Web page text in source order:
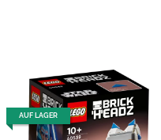
AUF LAGER